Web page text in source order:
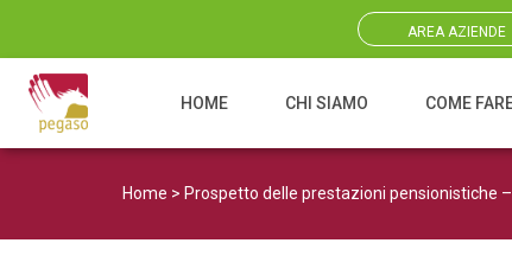
AREA AZIENDE
Navigazione principale
HOME CHI SIAMO COME
Home > Prospetto delle prestazioni pensionistiche